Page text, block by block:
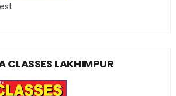
CLASSES LAKHIMPUR